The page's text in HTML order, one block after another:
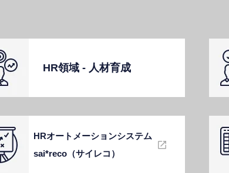
HR領域 - ⼈材育成
HRオートメーションシステム
sai*reco（サイレコ）